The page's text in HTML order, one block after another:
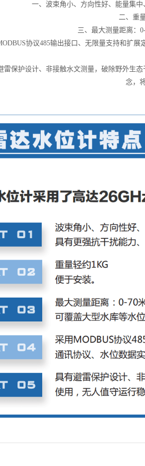
一、波束角小、方向性好、能量集
二、重
三、最大测量距离：
协议485输出接口、无限量支持和扩展
雷保护设计、非接触水文测量，破除野外生
念，